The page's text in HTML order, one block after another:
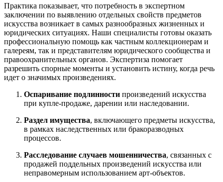
Практика показывает, что потребность в экспертном
заключении по выявлению отдельных свойств предметов
искусства возникает в самых разнообразных жизненных и
юридических ситуациях. Наши специалисты готовы оказать
профессиональную помощь как частным коллекционерам и
галереям, так и представителям юридического сообщества и
правоохранительных органов. Экспертиза помогает
разрешить спорные моменты и установить истину, когда речь
идет о значимых произведениях.
Оспаривание подлинности произведений искусства
при купле-продаже, дарении или наследовании.
Раздел имущества, включающего предметы искусства,
в рамках наследственных или бракоразводных
процессов.
Расследование случаев мошенничества, связанных с
продажей поддельных произведений искусства или
неправомерным использованием арт-объектов.